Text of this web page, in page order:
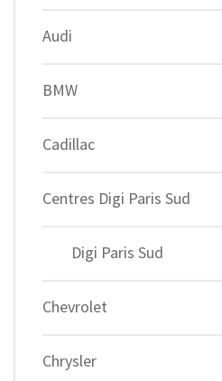
Audi
BMW
Cadillac
Centres Digi Paris Sud
Digi Paris Sud
Chevrolet
Chrysler